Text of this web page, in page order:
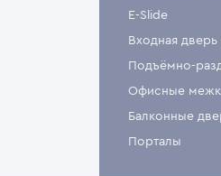
E-Slide
Входная дверь
Подъёмно-
Офисные
Балконные
Порталы